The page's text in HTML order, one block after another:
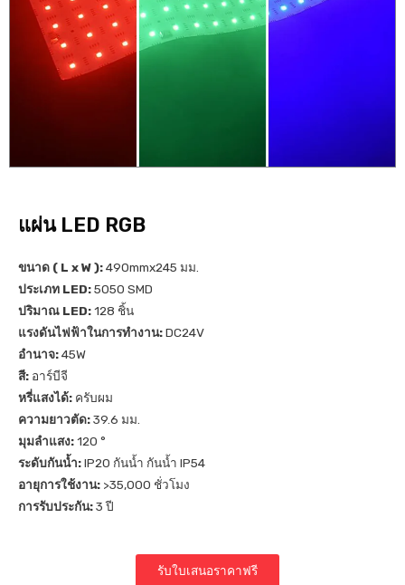
แผ่น LED RGB
ขนาด ( L x W ):490mmx245 มม.
ประเภท LED:5050 SMD
ปริมาณ LED:128 ชิ้น
แรงดันไฟฟ้าในการทำงาน:DC24V
อำนาจ:45W
สี: อาร์บีจี
หรี่แสงได้: ครับผม
ความยาวตัด:39.6 มม.
มุมลำแสง:120 °
ระดับกันน้ำ:IP20 กันน้ำ กันน้ำ IP54
อายุการใช้งาน: >35,000 ชั่วโมง
การรับประกัน:3 ปี
รับใบเสนอราคาฟรี